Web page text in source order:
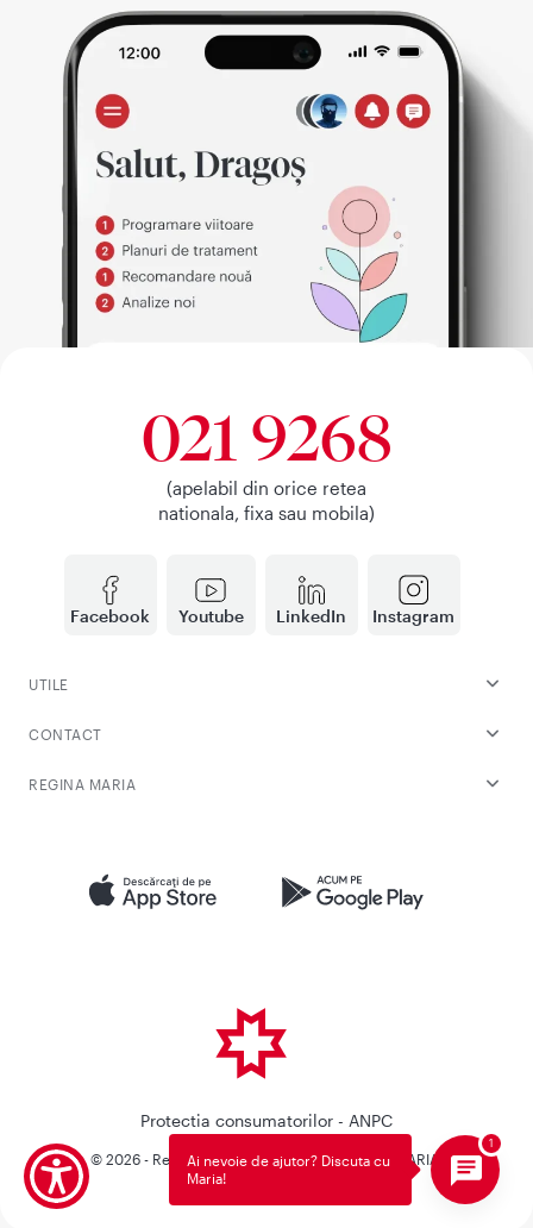
Facebook Youtube LinkedIn Instagram
021 9268
(apelabil din orice retea
nationala, fixa sau mobila)
UTILE
CONTACT
REGINA MARIA
Protectia consumatorilor - ANPC
© 2026 - Reteaua Privata de Sanatate REGINA MARIA.
Toate drepturile rezervate.
Ai nevoie de ajutor? Discuta cu
Maria!